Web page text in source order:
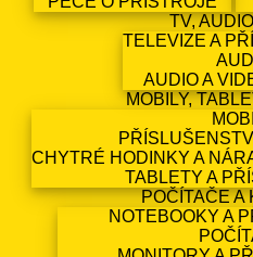
TV,
TELEVIZE A
AUDIO A
MOBILY,
CHYTRÉ HODINKY A
TABLETY A
POČÍTAČE A
NOTEBOOKY A